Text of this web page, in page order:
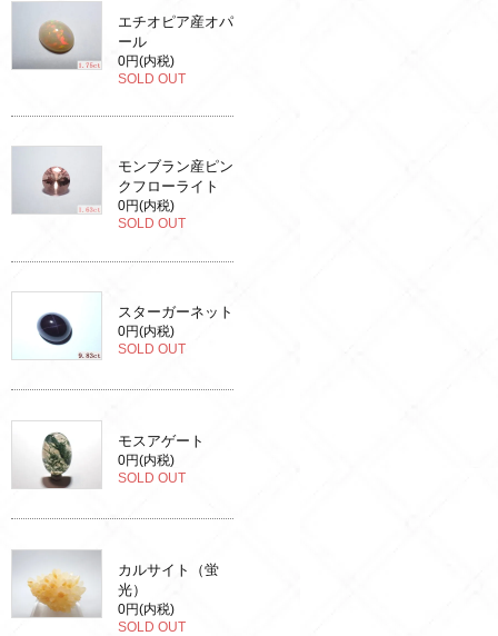
エチオピア産オパ
ール
0円(内税)
SOLD OUT
モンブラン産ピン
クフローライト
0円(内税)
SOLD OUT
スターガーネット
0円(内税)
SOLD OUT
モスアゲート
0円(内税)
SOLD OUT
カルサイト（蛍
光）
0円(内税)
SOLD OUT